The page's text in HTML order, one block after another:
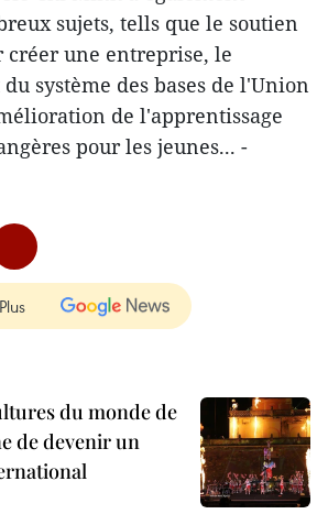
sujets, tells que le soutien
créer une entreprise, le
système des bases de l'Union
de l'apprentissage
pour les jeunes... -
du monde de
de devenir un